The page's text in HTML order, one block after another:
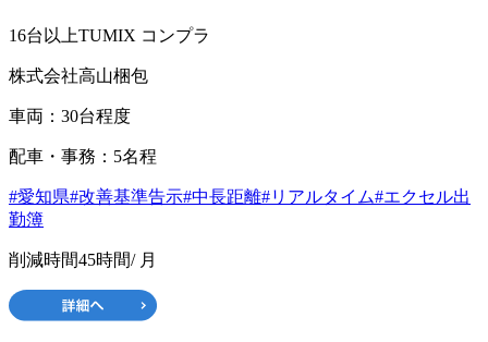
16台以上TUMIX コンプラ
株式会社高山梱包
車両：30台程度
配車・事務：5名程
#愛知県#改善基準告示#中長距離#リアルタイム#エクセル出
勤簿
削減時間45時間/ 月